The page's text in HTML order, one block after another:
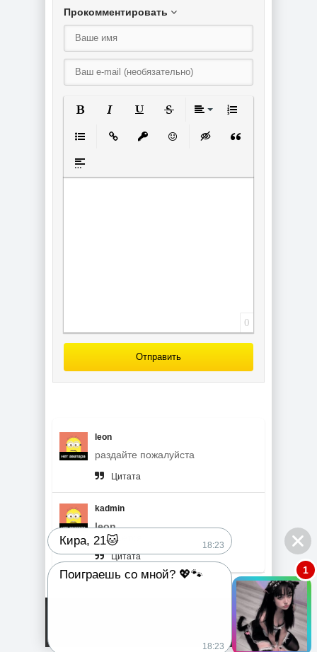
Прокомментировать
Вставка спойлера
0
Отправить
leon
раздайте пожалуйста
Цитата
kadmin
leon,
раздается
Цитата
Кира, 21🐱 18:23
Поиграешь со мной? 💖🐾
18:23
1